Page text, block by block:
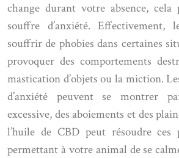
change durant votre absence,
souffre d’anxiété. Effectivement,
souffrir de phobies dans certaines
provoquer des comportements
mastication d’objets ou la miction.
d’anxiété peuvent se montrer
excessive, des aboiements et des
l’huile de CBD peut résoudre ces
permettant à votre animal de se